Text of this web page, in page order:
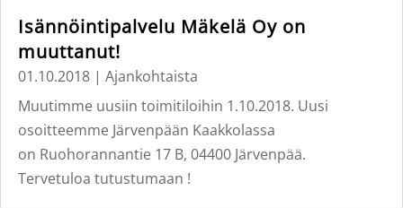
Isännöintipalvelu Mäkelä Oy on
muuttanut!
01.10.2018 | Ajankohtaista
Muutimme uusiin toimitiloihin 1.10.2018. Uusi
osoitteemme Järvenpään Kaakkolassa
on Ruohorannantie 17 B, 04400 Järvenpää.
Tervetuloa tutustumaan !